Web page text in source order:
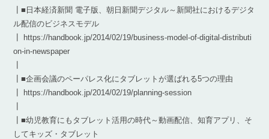
┃■日本経済新聞 電子版、朝日新聞デジタル～新聞社におけるデジタ
ル配信のビジネスモデル
┃ https://handbook.jp/2014/02/19/business-model-of-digital-distributi
on-in-newspaper
┃■企画会議のペーパレス化にタブレットが選ばれる5つの理由
┃ https://handbook.jp/2014/02/19/planning-session
┃■幼児教育にもタブレット活用の時代～動画配信、知育アプリ、そ
してキッズ・タブレット